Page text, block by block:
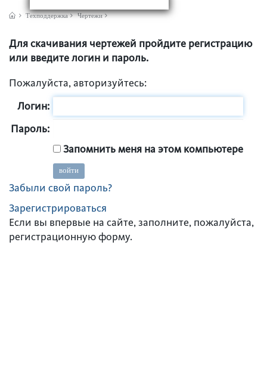
Техподдержка Чертежи
Для скачивания чертежей пройдите регистрацию
или введите логин и пароль.
Пожалуйста, авторизуйтесь:
Логин:
Пароль:
Запомнить меня на этом компьютере
Забыли свой пароль?
Зарегистрироваться
Если вы впервые на сайте, заполните, пожалуйста,
регистрационную форму.